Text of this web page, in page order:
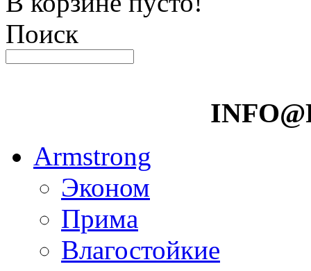
Поиск
Armstrong
Эконом
Прима
Влагостойкие